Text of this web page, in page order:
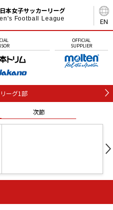
EN
本女子サッカーリーグ
Football League
OFFICIAL
SUPPLIER
ーグ1部
次節
石人の星